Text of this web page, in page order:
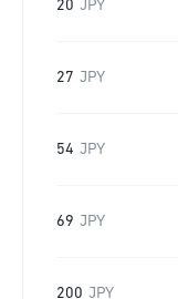
20 JPY
27 JPY
54 JPY
69 JPY
200 JPY